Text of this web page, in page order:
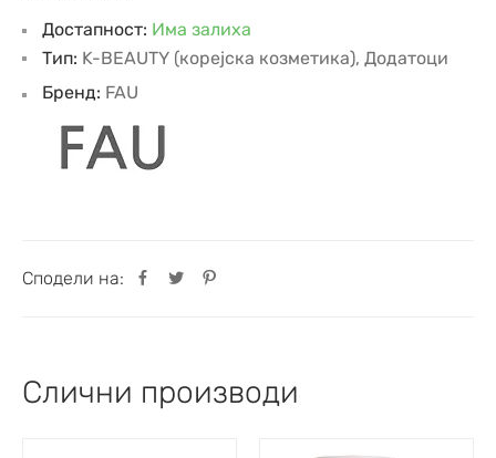
Достапност: Има залиха
Сподели на:
Тип: K-BEAUTY (корејска козметика), Додатоци
Бренд: FAU
Слични производи